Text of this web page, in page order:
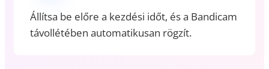
Állítsa be előre a kezdési időt, és a Bandicam
távollétében automatikusan rögzít.